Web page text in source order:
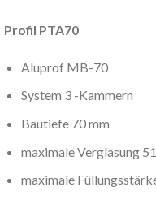
Profil PTA70
Aluprof MB-70
System 3 -Kammern
Bautiefe 70 mm
maximale Verglasung
maximale